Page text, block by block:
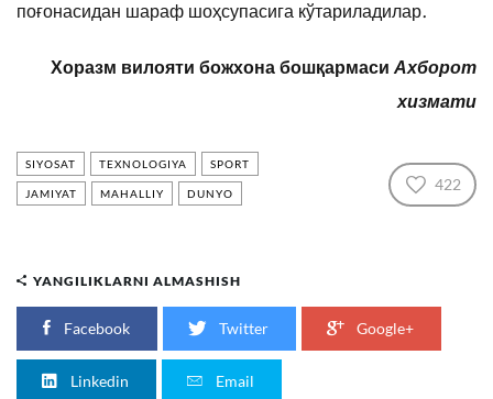
поғонасидан шараф шоҳсупасига кўтариладилар.
Хоразм вилояти божхона бошқармасиАхборот
хизмати
SIYOSAT TEXNOLOGIYA SPORT
JAMIYAT MAHALLIY DUNYO 422
YANGILIKLARNI ALMASHISH
Facebook Twitter Google+
Linkedin Email